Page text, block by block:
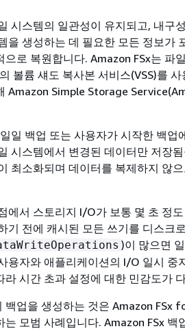
시스템의 일관성이 유지되고, 내구
을 생성하는 데 필요한 모든 정보가
로 복원합니다. Amazon FSx는 파
볼륨 섀도 복사본 서비스(VSS)를 사
Amazon Simple Storage
일 백업 또는 사용자가 시작한 백업
시스템에서 변경된 데이터만 저장
최소화되며 데이터를 복제하지 않
에서 스토리지 I/O가 보통 몇 초 정
기 전에 캐시된 모든 쓰기를 디스크
)이 많으면
용자와 애플리케이션의 I/O 일시 중
라 시간 초과 설정에 대한 민감도가
백업을 생성하는 것은 Amazon FSx
모범 사례입니다. Amazon FSx 백